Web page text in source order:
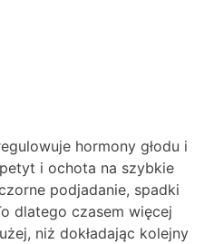
hormony głodu i
i ochota na szybkie
podjadanie, spadki
dlatego czasem więcej
niż dokładając kolejny